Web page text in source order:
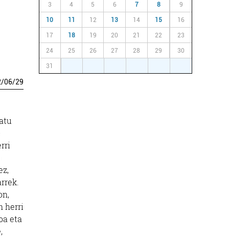
/06/29
herri
eta
3 4 5 6 7 8 9
10 11 12 13 14 15 16
17 18 19 20 21 22 23
24 25 26 27 28 29 30
31